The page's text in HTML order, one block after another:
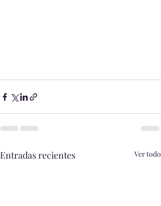
Entradas recientes Ver todo